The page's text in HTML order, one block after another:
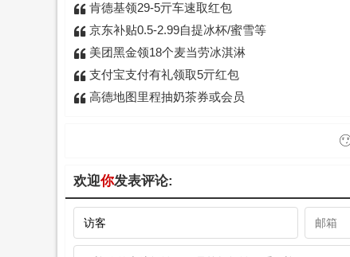
肯德基领29-5亓车速取红包
京东补贴0.5-2.99自提冰杯/蜜雪等
美团黑金领18个麦当劳冰淇淋
支付宝支付有礼领取5亓红包
高德地图里程抽奶茶券或会员
欢迎你发表评论: